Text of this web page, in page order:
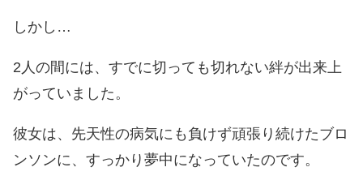
しかし…
2人の間には、すでに切っても切れない絆が出来上
がっていました。
彼女は、先天性の病気にも負けず頑張り続けたブロ
ンソンに、すっかり夢中になっていたのです。